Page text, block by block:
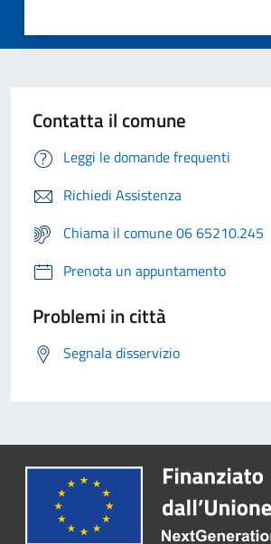
Contatta il comune
Leggi le domande frequenti
Richiedi Assistenza
Chiama il comune 06 65210.245
Prenota un appuntamento
Problemi in città
Segnala disservizio